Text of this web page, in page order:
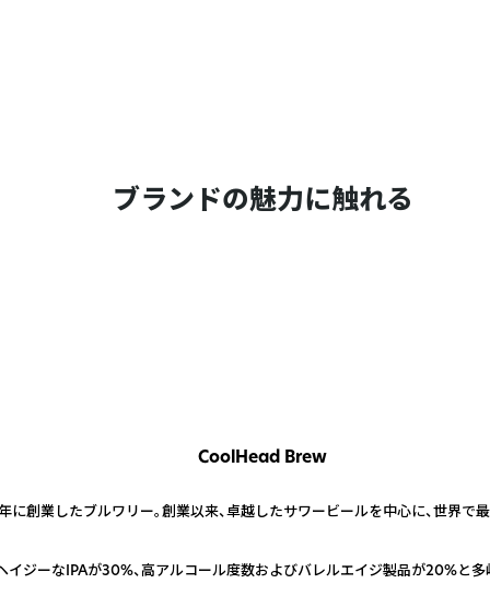
ブランドの魅力に触れる
CoolHead Brew
に創業したブルワリー。創業以来、卓越したサワービールを中心に、世界で
イジーなIPAが30%、高アルコール度数およびバレルエイジ製品が20%と多